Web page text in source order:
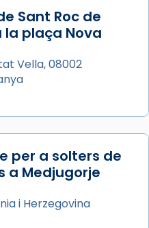
Sant Roc de
la plaça Nova
Vella, 08002
per a solters de
a Medjugorje
i Herzegovina